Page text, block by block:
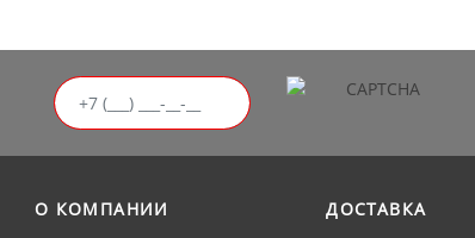
О КОМПАНИИ
ДОСТАВКА